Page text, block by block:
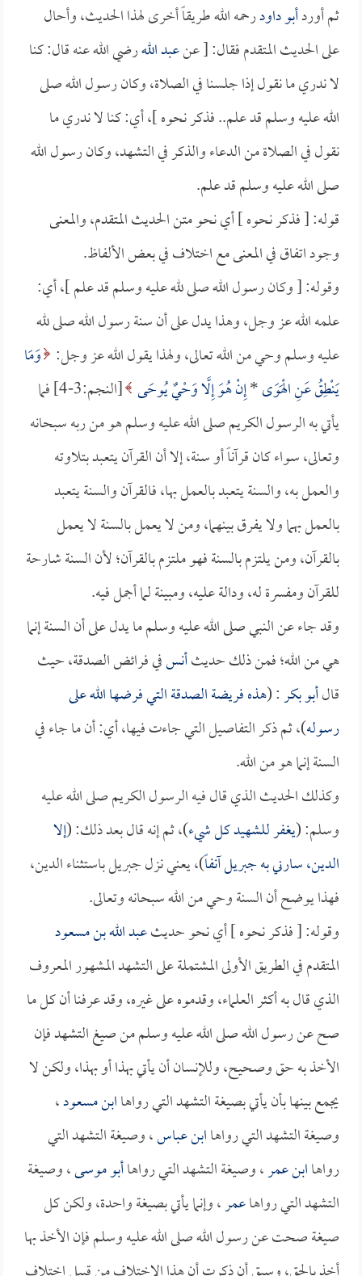
ثم أوردأبو داودرحمه الله طريقاً أخرى لهذا الحديث، وأحال
على الحديث المتقدم فقال: [ عنعبد اللهرضي الله عنه قال: كنا
لا ندري ما نقول إذا جلسنا في الصلاة، وكان رسول الله صلى
الله عليه وسلم قد علم.. فذكر نحوه ]، أي: كنا لا ندري ما
نقول في الصلاة من الدعاء والذكر في التشهد، وكان رسول الله
صلى الله عليه وسلم قد علم.
قوله: [ فذكر نحوه ] أي نحو متن الحديث المتقدم، والمعنى
وجود اتفاق في المعنى مع اختلاف في بعض الألفاظ.
وقوله: [ وكان رسول الله صلى لله عليه وسلم قد علم ]، أي:
علمه الله عز وجل، وهذا يدل على أن سنة رسول الله صلى لله
عليه وسلم وحي من الله تعالى، ولهذا يقول الله عز وجل: وَمَا
يَنْطِقُ عَنِ الْهَوَى*إِنْ هُوَ إِلَّا وَحْيٌ يُوحَى
[النجم:3-4] فما
يأتي به الرسول الكريم صلى الله عليه وسلم هو من ربه سبحانه
وتعالى، سواء كان قرآناً أو سنة، إلا أن القرآن يتعبد بتلاوته
والعمل به، والسنة يتعبد بالعمل بها، فالقرآن والسنة يتعبد
بالعمل بهما ولا يفرق بينهما، ومن لا يعمل بالسنة لا يعمل
بالقرآن، ومن يلتزم بالسنة فهو ملتزم بالقرآن؛ لأن السنة شارحة
للقرآن ومفسرة له، ودالة عليه، ومبينة لما أجمل فيه.
وقد جاء عن النبي صلى الله عليه وسلم ما يدل على أن السنة إنما
هي من الله؛ فمن ذلك حديثأنسفي فرائض الصدقة، حيث
قالأبو بكر: (هذه فريضة الصدقة التي فرضها الله على
رسوله)، ثم ذكر التفاصيل التي جاءت فيها، أي: أن ما جاء في
السنة إنما هو من الله.
وكذلك الحديث الذي قال فيه الرسول الكريم صلى الله عليه
وسلم: (يغفر للشهيد كل شيء)، ثم إنه قال بعد ذلك: (إلا
الدين، سارني به جبريل آنفاً)، يعني نزل جبريل باستثناء الدين،
فهذا يوضح أن السنة وحي من الله سبحانه وتعالى.
وقوله: [ فذكر نحوه ] أي نحو حديثعبد الله بن مسعود
المتقدم في الطريق الأولى المشتملة على التشهد المشهور المعروف
الذي قال به أكثر العلماء، وقدموه على غيره، وقد عرفنا أن كل ما
صح عن رسول الله صلى الله عليه وسلم من صيغ التشهد فإن
الأخذ به حق وصحيح، وللإنسان أن يأتي بهذا أو بهذا، ولكن لا
يجمع بينها بأن يأتي بصيغة التشهد التي رواهاابن مسعود،
وصيغة التشهد التي رواهاابن عباس، وصيغة التشهد التي
رواهاابن عمر، وصيغة التشهد التي رواهاأبو موسى، وصيغة
التشهد التي رواهاعمر، وإنما يأتي بصيغة واحدة، ولكن كل
صيغة صحت عن رسول الله صلى الله عليه وسلم فإن الأخذ بها